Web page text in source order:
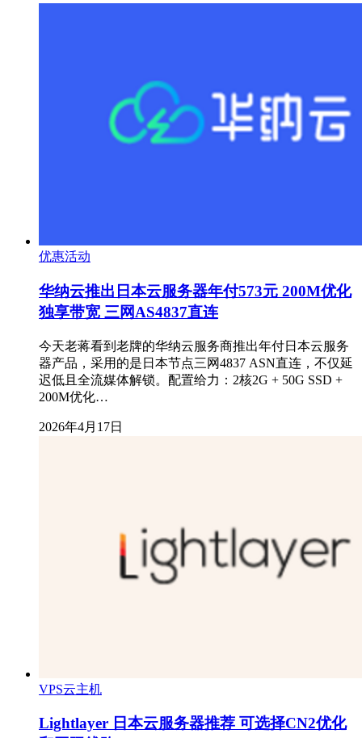
优惠活动
华纳云推出日本云服务器年付573元 200M优化
独享带宽 三网AS4837直连
今天老蒋看到老牌的华纳云服务商推出年付日本云服务
器产品，采用的是日本节点三网4837 ASN直连，不仅延
迟低且全流媒体解锁。配置给力：2核2G + 50G SSD +
200M优化…
2026年4月17日
VPS云主机
Lightlayer 日本云服务器推荐 可选择CN2优化